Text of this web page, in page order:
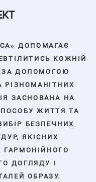
ДОПОМАГАЄ
КОЖНІЙ
ДОПОМОГОЮ
РІЗНОМАНІТНИХ
ЗАСНОВАНА НА
ЖИТТЯ ТА
БЕЗПЕЧНИХ
ЯКІСНИХ
ГАРМОНІЙНОГО
ДОГЛЯДУ І
ОБРАЗУ.